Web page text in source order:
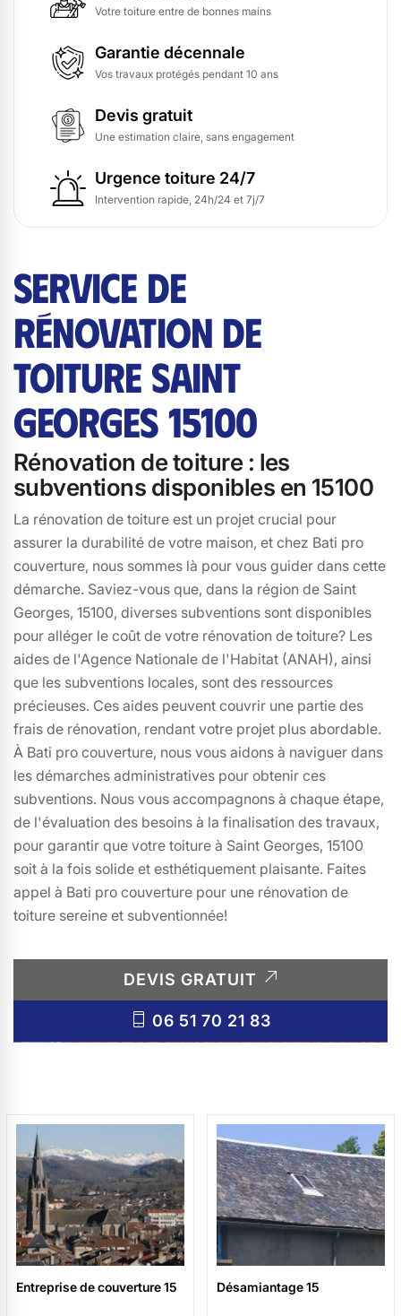
Votre toiture entre de bonnes mains
Garantie décennale
Vos travaux protégés pendant 10 ans
Devis gratuit
Une estimation claire, sans engagement
Urgence toiture 24/7
Intervention rapide, 24h/24 et 7j/7
SERVICE DE
RÉNOVATION DE
TOITURE SAINT
GEORGES 15100
Rénovation de toiture : les
subventions disponibles en 15100
La rénovation de toiture est un projet crucial pour
assurer la durabilité de votre maison, et chez Bati pro
couverture, nous sommes là pour vous guider dans cette
démarche. Saviez-vous que, dans la région de Saint
Georges, 15100, diverses subventions sont disponibles
pour alléger le coût de votre rénovation de toiture? Les
aides de l'Agence Nationale de l'Habitat (ANAH), ainsi
que les subventions locales, sont des ressources
précieuses. Ces aides peuvent couvrir une partie des
frais de rénovation, rendant votre projet plus abordable.
À Bati pro couverture, nous vous aidons à naviguer dans
les démarches administratives pour obtenir ces
subventions. Nous vous accompagnons à chaque étape,
de l'évaluation des besoins à la finalisation des travaux,
pour garantir que votre toiture à Saint Georges, 15100
soit à la fois solide et esthétiquement plaisante. Faites
appel à Bati pro couverture pour une rénovation de
toiture sereine et subventionnée!
DEVIS GRATUIT
06 51 70 21 83
Entreprise de couverture 15 Désamiantage 15